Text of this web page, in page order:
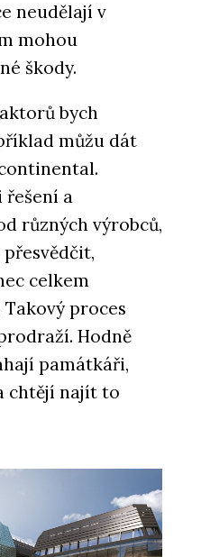
neudělají v
mohou
škody.
bych
můžu dát
řešení a
různých výrobců,
celkem
proces
Hodně
památkáři,
chtějí najít to